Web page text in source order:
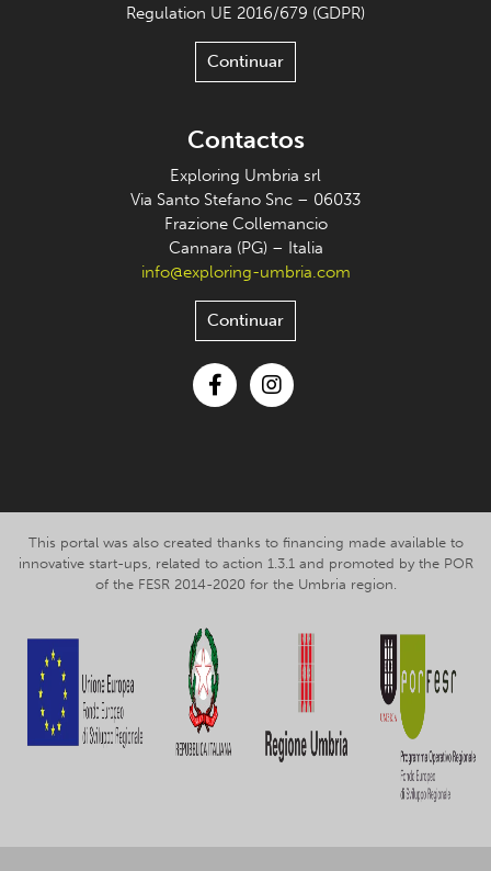
Regulation UE 2016/679 (GDPR)
Continuar
Contactos
Exploring Umbria srl
Via Santo Stefano Snc – 06033
Frazione Collemancio
Cannara (PG) – Italia
info@exploring-umbria.com
Continuar
This portal was also created thanks to financing made available to
innovative start-ups, related to action 1.3.1 and promoted by the POR
of the FESR 2014-2020 for the Umbria region.